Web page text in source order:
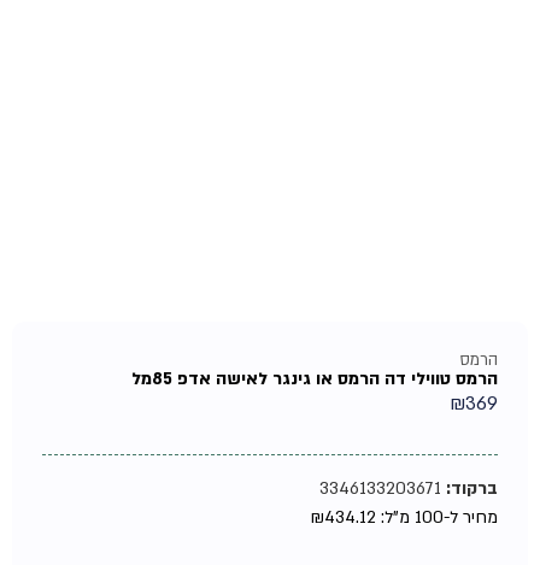
הרמס
הרמס טווילי דה הרמס או גינגר לאישה אדפ 85מל
₪369
ברקוד:3346133203671
מחיר ל-100 מ"ל:
₪434.12